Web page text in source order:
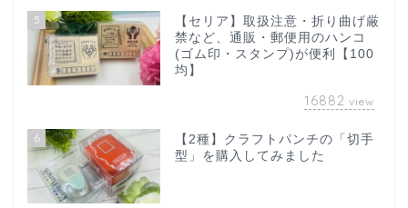
5
【セリア】取扱注意・折り曲げ厳
禁など、通販・郵便用のハンコ
(ゴム印・スタンプ)が便利【100
均】
16882 view
6
【2種】クラフトパンチの「切手
型」を購入してみました